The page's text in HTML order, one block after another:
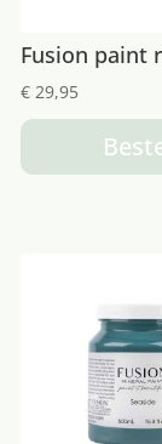
Fusion paint
€29,95